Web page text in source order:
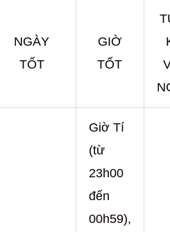
NGÀY
TỐT
GIỜ
TỐT
Giờ Tí
(từ
23h00
đến
00h59),